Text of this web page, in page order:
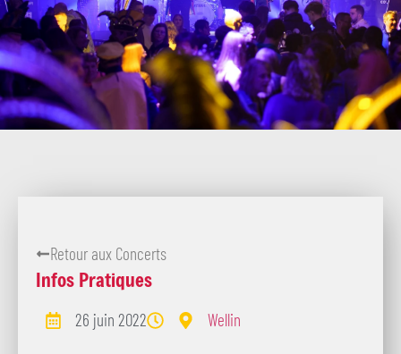
Retour aux Concerts
Infos Pratiques
26 juin 2022 Wellin